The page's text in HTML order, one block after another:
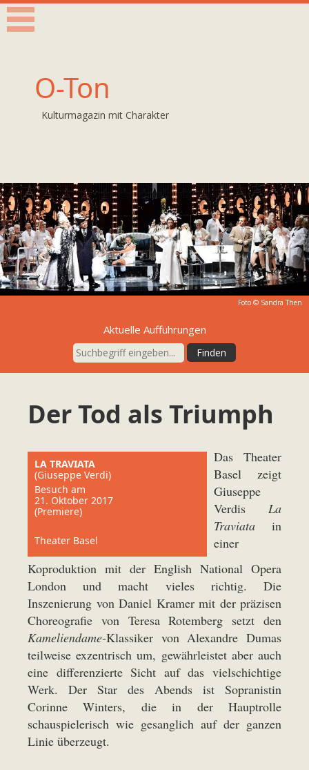
O-Ton
Kulturmagazin mit Charakter
Foto © Sandra Then
Aktuelle Aufführungen
Der Tod als Triumph
LA TRAVIATA
(Giuseppe Verdi)
Besuch am
21. Oktober 2017
(Premiere)
Theater Basel
Das Theater
Basel zeigt
Giuseppe
Verdis La
Traviata in
einer
Koproduktion mit der English National Opera
London und macht vieles richtig. Die
Inszenierung von Daniel Kramer mit der präzisen
Choreografie von Teresa Rotemberg setzt den
Kameliendame-Klassiker von Alexandre Dumas
teilweise exzentrisch um, gewährleistet aber auch
eine differenzierte Sicht auf das vielschichtige
Werk. Der Star des Abends ist Sopranistin
Corinne Winters, die in der Hauptrolle
schauspielerisch wie gesanglich auf der ganzen
Linie überzeugt.